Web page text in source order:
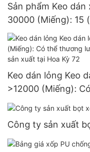
Sản phẩm Keo
30000 (Miếng): 15
Nguồn cung cấp 3
Keo dán lỏng Keo
>12000 (Miếng):
>=30000 Miếng
Công ty sản xuất